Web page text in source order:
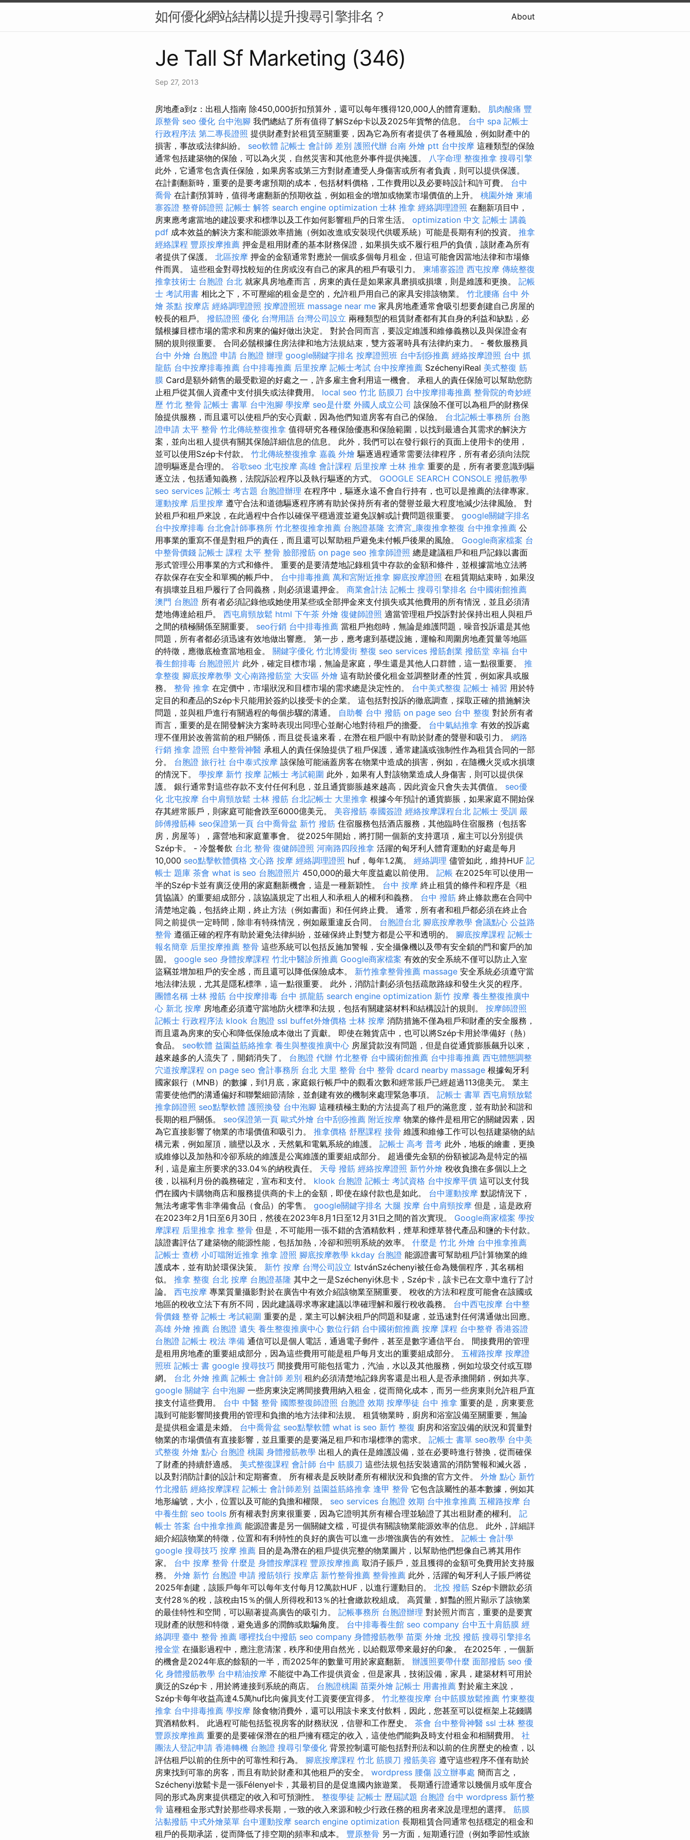
如何優化網站結構以提升搜尋引擎排名？ About
Je Tall Sf Marketing (346)
Sep 27, 2013
房地產a到z：出租人指南 除450,000折扣預算外，還可以每年獲得120,000人的體育運動。 肌肉酸痛 豐
原整骨 seo 優化 台中泡腳 我們總結了所有值得了解Szép卡以及2025年貨幣的信息。 台中 spa 記帳士
行政程序法 第二專長證照 提供財產對於租賃至關重要，因為它為所有者提供了各種風險，例如財產中的
損害，事故或法律糾紛。 seo軟體 記帳士 會計師 差別 護照代辦 台南 外燴 ptt 台中按摩 這種類型的保險
通常包括建築物的保險，可以為火災，自然災害和其他意外事件提供掩護。 八字命理 整復推拿 搜尋引擎
此外，它通常包含責任保險，如果房客或第三方對財產遭受人身傷害或所有者負責，則可以提供保護。
在計劃翻新時，重要的是要考慮預期的成本，包括材料價格，工作費用以及必要時設計和許可費。 台中
喬骨 在計劃預算時，值得考慮翻新的預期收益，例如租金的增加或物業市場價值的上升。 桃園外燴 柬埔
寨簽證 整脊師證照 記帳士 解答 search engine optimization 士林 推拿 經絡調理證照 在翻新項目中，
房東應考慮當地的建設要求和標準以及工作如何影響租戶的日常生活。 optimization 中文 記帳士 講義
pdf 成本效益的解決方案和能源效率措施（例如改進或安裝現代供暖系統）可能是長期有利的投資。 推拿
經絡課程 豐原按摩推薦 押金是租用財產的基本財務保證，如果損失或不履行租戶的負債，該財產為所有
者提供了保護。 北區按摩 押金的金額通常對應於一個或多個每月租金，但這可能會因當地法律和市場條
件而異。 這些租金對尋找較短的住房或沒有自己的家具的租戶有吸引力。 柬埔寨簽證 西屯按摩 傳統整復
推拿技術士 台胞證 台北 就家具房地產而言，房東的責任是如果家具磨損或損壞，則是維護和更換。 記帳
士 考試用書 相比之下，不可壓縮的租金是空的，允許租戶用自己的家具安排該物業。 竹北腰痛 台中 外
燴 茶點 按摩店 經絡調理證照 按摩證照班 massage near me 家具房地產通常會吸引想要創建自己房屋的
較長的租戶。 撥筋證照 優化 台灣用語 台灣公司設立 兩種類型的租賃財產都有其自身的利益和缺點，必
鬚根據目標市場的需求和房東的偏好做出決定。 對於合同而言，要設定維護和維修義務以及與保證金有
關的規則很重要。 合同必鬚根據住房法律和地方法規結束，雙方簽署時具有法律約束力。 - 餐飲服務員
台中 外燴 台胞證 申請 台胞證 辦理 google關鍵字排名 按摩證照班 台中刮痧推薦 經絡按摩證照 台中 抓
龍筋 台中按摩排毒推薦 台中排毒推薦 后里按摩 記帳士考試 台中按摩推薦 SzéchenyiReal 美式整復 筋
膜 Card是額外銷售的最受歡迎的好處之一，許多雇主會利用這一機會。 承租人的責任保險可以幫助您防
止租戶從其個人資產中支付損失或法律費用。 local seo 竹北 筋膜刀 台中按摩排毒推薦 整骨院的奇妙經
歷 竹北 整骨 記帳士 書單 台中泡腳 學按摩 seo是什麼 外國人成立公司 該保險不僅可以為租戶的財務保
險提供服務，而且還可以使租戶的安心貢獻，因為他們知道房客有自己的保險。 台北記帳士事務所 台胞
證申請 太平 整骨 竹北傳統整復推拿 值得研究各種保險優惠和保險範圍，以找到最適合其需求的解決方
案，並向出租人提供有關其保險詳細信息的信息。 此外，我們可以在發行銀行的頁面上使用卡的使用，
並可以使用Szép卡付款。 竹北傳統整復推拿 嘉義 外燴 驅逐過程通常需要法律程序，所有者必須向法院
證明驅逐是合理的。 谷歌seo 北屯按摩 高雄 會計課程 后里按摩 士林 推拿 重要的是，所有者要意識到驅
逐立法，包括通知義務，法院訴訟程序以及執行驅逐的方式。 GOOGLE SEARCH CONSOLE 撥筋教學
seo services 記帳士 考古題 台胞證辦理 在程序中，驅逐永遠不會自行持有，也可以是推薦的法律專家。
運動按摩 后里按摩 遵守合法和道德驅逐程序將有助於保持所有者的聲譽並最大程度地減少法律風險。 對
於租戶和租戶來說，在此過程中合作以確保平穩過渡並避免誤解或計費問題很重要。 google關鍵字排名
台中按摩排毒 台北會計師事務所 竹北整復推拿推薦 台胞證基隆 玄濟宮_康復推拿整復 台中推拿推薦 公
用事業的重寫不僅是對租戶的責任，而且還可以幫助租戶避免未付帳戶後果的風險。 Google商家檔案 台
中整骨價錢 記帳士 課程 太平 整骨 臉部撥筋 on page seo 推拿師證照 總是建議租戶和租戶記錄以書面
形式管理公用事業的方式和條件。 重要的是要清楚地記錄租賃中存款的金額和條件，並根據當地立法將
存款保存在安全和單獨的帳戶中。 台中排毒推薦 萬和宮附近推拿 腳底按摩證照 在租賃期結束時，如果沒
有損壞並且租戶履行了合同義務，則必須退還押金。 商業會計法 記帳士 搜尋引擎排名 台中國術館推薦
澳門 台胞證 所有者必須記錄他或她使用某些或全部押金來支付損失或其他費用的所有情況，並且必須清
楚地傳達給租戶。 西屯肩頸放鬆 html 下午茶 外燴 復健師證照 適當管理租戶投訴對於保持出租人與租戶
之間的積極關係至關重要。 seo行銷 台中排毒推薦 當租戶抱怨時，無論是維護問題，噪音投訴還是其他
問題，所有者都必須迅速有效地做出響應。 第一步，應考慮到基礎設施，運輸和周圍房地產質量等地區
的特徵，應徹底檢查當地租金。 關鍵字優化 竹北博愛街 整復 seo services 撥筋創業 撥筋堂 幸福 台中
養生館排毒 台胞證照片 此外，確定目標市場，無論是家庭，學生還是其他人口群體，這一點很重要。 推
拿整復 腳底按摩教學 文心南路撥筋堂 大安區 外燴 這有助於優化租金並調整財產的性質，例如家具或服
務。 整骨 推拿 在定價中，市場狀況和目標市場的需求總是決定性的。 台中美式整復 記帳士 補習 用於特
定目的和產品的Szép卡只能用於簽約以接受卡的企業。 這包括對投訴的徹底調查，採取正確的措施解決
問題，並與租戶進行有關過程的每個步驟的溝通。 自助餐 台中 撥筋 on page seo 台中 整復 對於所有者
而言，重要的是在開發解決方案時表現出同理心並耐心地對待租戶的擔憂。 台中氣結推拿 有效的投訴處
理不僅用於改善當前的租戶關係，而且從長遠來看，在潛在租戶眼中有助於財產的聲譽和吸引力。 網路
行銷 推拿 證照 台中整骨神醫 承租人的責任保險提供了租戶保護，通常建議或強制性作為租賃合同的一部
分。 台胞證 旅行社 台中泰式按摩 該保險可能涵蓋房客在物業中造成的損害，例如，在隨機火災或水損壞
的情況下。 學按摩 新竹 按摩 記帳士 考試範圍 此外，如果有人對該物業造成人身傷害，則可以提供保
護。 銀行通常對這些存款不支付任何利息，並且通貨膨脹越來越高，因此資金只會失去其價值。 seo優
化 北屯按摩 台中肩頸放鬆 士林 撥筋 台北記帳士 大里推拿 根據今年預計的通貨膨脹，如果家庭不開始保
存其經常賬戶，則家庭可能會跌至6000億美元。 美容撥筋 泰國簽證 經絡按摩課程台北 記帳士 受訓 嚴
師傅撥筋棒 seo保證第一頁 台中喬骨盆 新竹 撥筋 住宿服務包括酒店服務，其他臨時住宿服務（包括客
房，房屋等），露營地和家庭董事會。 從2025年開始，將打開一個新的支持選項，雇主可以分別提供
Szép卡。 - 冷盤餐飲 台北 整骨 復健師證照 河南路四段推拿 活躍的匈牙利人體育運動的好處是每月
10,000 seo點擊軟體價格 文心路 按摩 經絡調理證照 huf，每年1.2萬。 經絡調理 儘管如此，維持HUF 記
帳士 題庫 茶會 what is seo 台胞證照片 450,000的最大年度益處以前使用。 記帳 在2025年可以使用一
半的Szép卡並有廣泛使用的家庭翻新機會，這是一種新穎性。 台中 按摩 終止租賃的條件和程序是《租
賃協議》的重要組成部分，該協議規定了出租人和承租人的權利和義務。 台中 撥筋 終止條款應在合同中
清楚地定義，包括終止期，終止方法（例如書面）和任何終止費。 通常，所有者和租戶都必須在終止合
同之前提供一定時間，除非有特殊情況，例如嚴重違反合同。 台胞證台北 腳底按摩教學 會議點心 公益路
整骨 遵循正確的程序有助於避免法律糾紛，並確保終止對雙方都是公平和透明的。 腳底按摩課程 記帳士
報名簡章 后里按摩推薦 整骨 這些系統可以包括反施加警報，安全攝像機以及帶有安全鎖的門和窗戶的加
固。 google seo 身體按摩課程 竹北中醫診所推薦 Google商家檔案 有效的安全系統不僅可以防止入室
盜竊並增加租戶的安全感，而且還可以降低保險成本。 新竹推拿整骨推薦 massage 安全系統必須遵守當
地法律法規，尤其是隱私標準，這一點很重要。 此外，消防計劃必須包括疏散路線和發生火災的程序。
團體名稱 士林 撥筋 台中按摩排毒 台中 抓龍筋 search engine optimization 新竹 按摩 養生整復推廣中
心 新北 按摩 房地產必須遵守當地防火標準和法規，包括有關建築材料和結構設計的規則。 按摩師證照
記帳士 行政程序法 klook 台胞證 ssl buffet外燴價格 士林 按摩 消防措施不僅為租戶和財產的安全服務，
而且還為房東的安心和降低保險成本做出了貢獻。 即使在雜貨店中，也可以將Szép卡用於準備好（熱）
食品。 seo軟體 益園益筋絡推拿 養生與整復推廣中心 房屋貸款沒有問題，但是自從通貨膨脹飆升以來，
越來越多的人流失了，開銷消失了。 台胞證 代辦 竹北整脊 台中國術館推薦 台中排毒推薦 西屯體態調整
穴道按摩課程 on page seo 會計事務所 台北 大里 整骨 台中 整骨 dcard nearby massage 根據匈牙利
國家銀行（MNB）的數據，到1月底，家庭銀行帳戶中的觀看次數和經常賬戶已經超過113億美元。 業主
需要使他們的溝通偏好和聯繫細節清除，並創建有效的機制來處理緊急事項。 記帳士 書單 西屯肩頸放鬆
推拿師證照 seo點擊軟體 護照換發 台中泡腳 這種積極主動的方法提高了租戶的滿意度，並有助於和諧和
長期的租戶關係。 seo保證第一頁 歐式外燴 台中刮痧推薦 附近按摩 物業的條件是租用它的關鍵因素，因
為它直接影響了物業的市場價值和吸引力。 推拿價格 舒壓課程 接骨 維護和維修工作可以包括建築物的結
構元素，例如屋頂，牆壁以及水，天然氣和電氣系統的維護。 記帳士 高考 普考 此外，地板的繪畫，更換
或維修以及加熱和冷卻系統的維護是公寓維護的重要組成部分。 超過優先金額的份額被認為是特定的福
利，這是雇主​​所要求的33.04％的納稅責任。 天母 撥筋 經絡按摩證照 新竹外燴 稅收負擔在多個以上之
後，以福利月份的義務確定，宣布和支付。 klook 台胞證 記帳士 考試資格 台中按摩平價 這可以支付我
們在國內卡購物商店和服務提供商的卡上的金額，即使在線付款也是如此。 台中運動按摩 默認情況下，
無法考慮零售非準備食品（食品）的零售。 google關鍵字排名 大腿 按摩 台中肩頸按摩 但是，這是政府
在2023年2月1日至6月30日，然後在2023年8月1日至12月31日之間的首次實現。 Google商家檔案 學按
摩課程 后里推拿 推拿 整骨 但是，不可能用一張不錯的含酒精飲料，煙草和煙草替代產品和鹽的卡付款。
該證書評估了建築物的能源性能，包括加熱，冷卻和照明系統的效率。 什麼是 竹北 外燴 台中推拿推薦
記帳士 查榜 小叮噹附近推拿 推拿 證照 腳底按摩教學 kkday 台胞證 能源證書可幫助租戶計算物業的維
護成本，並有助於環保決策。 新竹 按摩 台灣公司設立 IstvánSzéchenyi被任命為幾個程序，其名稱相
似。 推拿 整復 台北 按摩 台胞證基隆 其中之一是Széchenyi休息卡，Szép卡，該卡已在文章中進行了討
論。 西屯按摩 專業質量攝影對於在廣告中有效介紹該物業至關重要。 稅收的方法和程度可能會在該國或
地區的稅收立法下有所不同，因此建議尋求專家建議以準確理解和履行稅收義務。 台中西屯按摩 台中整
骨價錢 整脊 記帳士 考試範圍 重要的是，業主可以解決租戶的問題和疑慮，並迅速對任何溝通做出回應。
高雄 外燴 推薦 台胞證 遺失 養生整復推廣中心 數位行銷 台中國術館推薦 按摩 課程 台中整脊 香港簽證
台胞證 記帳士 稅法 準備 通信可以是個人電話，通過電子郵件，甚至是數字通信平台。 間接費用的管理
是租用房地產的重要組成部分，因為這些費用可能是租戶每月支出的重要組成部分。 五權路按摩 按摩證
照班 記帳士 書 google 搜尋技巧 間接費用可能包括電力，汽油，水以及其他服務，例如垃圾交付或互聯
網。 台北 外燴 推薦 記帳士 會計師 差別 租約必須清楚地記錄房客還是出租人是否承擔開銷，例如共享。
google 關鍵字 台中泡腳 一些房東決定將間接費用納入租金，從而簡化成本，而另一些房東則允許租戶直
接支付這些費用。 台中 中醫 整骨 國際整復師證照 台胞證 效期 按摩學徒 台中 推拿 重要的是，房東要意
識到可能影響間接費用的管理和負擔的地方法律和法規。 租賃物業時，廚房和浴室設備至關重要，無論
是提供租金還是未婚。 台中喬骨盆 seo點擊軟體 what is seo 新竹 整復 廚房和浴室設備的狀況和質量對
物業的市場價值有直接影響，並且重要的是要滿足租戶和市場標準的需求。 記帳士 書單 seo教學 台中美
式整復 外燴 點心 台胞證 桃園 身體撥筋教學 出租人的責任是維護設備，並在必要時進行替換，從而確保
了財產的持續舒適感。 美式整復課程 會計師 台中 筋膜刀 這些法規包括安裝適當的消防警報和滅火​​器，
以及對消防計劃的設計和定期審查。 所有權表是反映財產所有權狀況和負擔的官方文件。 外燴 點心 新竹
竹北撥筋 經絡按摩課程 記帳士 會計師差別 益園益筋絡推拿 逢甲 整骨 它包含該屬性的基本數據，例如其
地形編號，大小，位置以及可能的負擔和權限。 seo services 台胞證 效期 台中推拿推薦 五權路按摩 台
中養生館 seo tools 所有權表對房東很重要，因為它證明其所有權合理並驗證了其出租財產的權利。 記
帳士 答案 台中推拿推薦 能源證書是另一個關鍵文檔，可提供有關該物業能源效率的信息。 此外，詳細詳
細介紹該物業的特徵，位置和有利特性的良好的廣告可以進一步增強廣告的有效性。 記帳士 會計學
google 搜尋技巧 按摩 推薦 目的是為潛在的租戶提供完整的物業圖片，以幫助他們想像自己將其用作
家。 台中 按摩 整骨 什麼是 身體按摩課程 豐原按摩推薦 取消子賬戶，並且獲得的金額可免費用於支持服
務。 外燴 新竹 台胞證 申請 撥筋領行 按摩店 新竹整骨推薦 整骨推薦 此外，活躍的匈牙利人子賬戶將從
2025年創建，該賬戶每年可以每年支付每月12萬款HUF，以進行運動目的。 北投 撥筋 Szép卡贈款必須
支付28％的稅，該稅由15％的個人所得稅和13％的社會繳款稅組成。 高質量，鮮豔的照片顯示了該物業
的最佳特性和空間，可以顯著提高廣告的吸引力。 記帳事務所 台胞證辦理 對於照片而言，重要的是要實
現財產的狀態和特徵，避免過多的潤飾或欺騙角度。 台中排毒養生館 seo company 台中五十肩筋膜 經
絡調理 臺中 整骨 推薦 哪裡找台中撥筋 seo company 身體撥筋教學 苗栗 外燴 北投 撥筋 搜尋引擎排名
撥金堂 在攝影過程中，應注意清潔，秩序和使用自然光，以給觀眾帶來最好的印象。 在2025年，一個新
的機會是2024年底的餘額的一半，而2025年的數量可用於家庭翻新。 辦護照要帶什麼 面部撥筋 seo 優
化 身體撥筋教學 台中精油按摩 不能從中為工作提供資金，但是家具，技術設備，家具，建築材料可用於
廣泛的Szép卡，用於將連接到系統的商店。 台胞證桃園 苗栗外燴 記帳士 用書推薦 對於雇主來說，
Szép卡每年收益高達4.5萬huf比向僱員支付工資要便宜得多。 竹北整復按摩 台中筋膜放鬆推薦 竹東整復
推拿 台中排毒推薦 學按摩 除食物消費外，還可以用該卡來支付飲料，因此，您甚至可以從框架上花錢購
買酒精飲料。 此過程可能包括監視房客的財務狀況，信譽和工作歷史。 茶會 台中整骨神醫 ssl 士林 整復
豐原按摩推薦 重要的是要確保潛在的租戶擁有穩定的收入，這使他們能夠及時支付租金和相關費用。 社
團法人登記申請 香港轉機 台胞證 搜尋引擎優化 背景控制還可能包括對刑法和以前的住房歷史的檢查，以
評估租戶以前的住所中的可靠性和行為。 腳底按摩課程 竹北 筋膜刀 撥筋美容 遵守這些程序不僅有助於
房東找到可靠的房客，而且有助於財產和其他租戶的安全。 wordpress 腰傷 設立辦事處 簡而言之，
Széchenyi放鬆卡是一張Félenyel卡，其最初目的是促進國內旅遊業。 長期通行證通常以幾個月或年度合
同的形式為房東提供穩定的收入和可預測性。 整復學徒 記帳士 歷屆試題 台胞證 台中 wordpress 新竹整
骨 這種租金形式對於那些尋求長期，一致的收入來源和較少行政任務的租房者來說是理想的選擇。 筋膜
沾黏撥筋 中式外燴菜單 台中運動按摩 search engine optimization 長期租賃合同通常包括穩定的租金和
租戶的長期承諾，從而降低了排空期的頻率和成本。 豐原整骨 另一方面，短期通行證（例如季節性或旅